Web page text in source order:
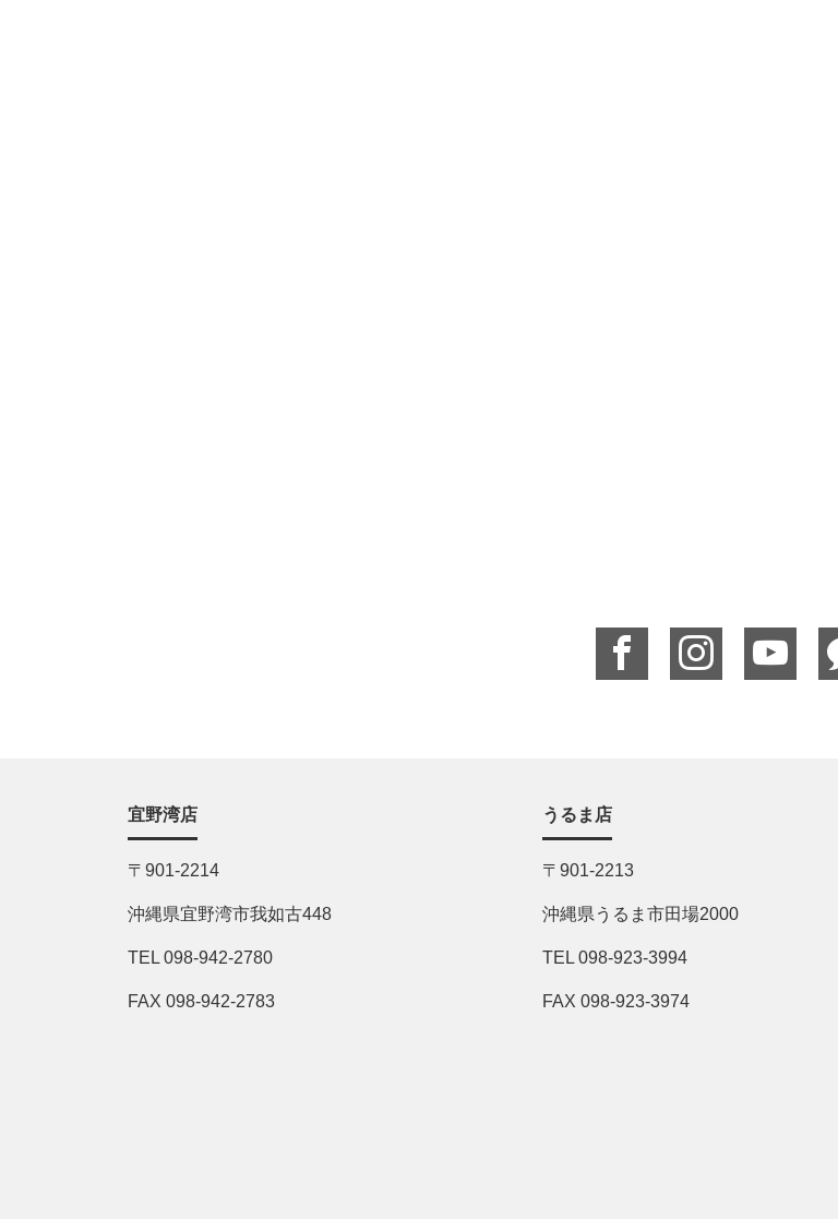
宜野湾店
〒901-2214
沖縄県宜野湾市我如古448
TEL 098-942-2780
FAX 098-942-2783
うるま店
〒901-2213
沖縄県うるま市田場2000
TEL 098-923-3994
FAX 098-923-3974